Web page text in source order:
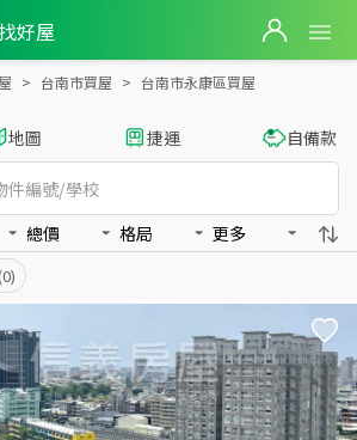
好屋
康區買房：套房房屋物件出售、房價分析
台南市買屋 台南市永康區買屋
地圖 捷運 自備款
總價 格局 更多
(0)